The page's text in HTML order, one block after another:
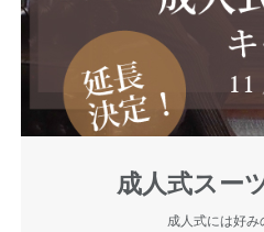
成人式スー
成人式には好み